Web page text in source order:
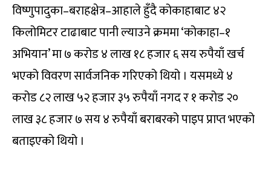
विष्णुपादुका–बराहक्षेत्र–आहाले हुँदै कोकाहाबाट ४२
किलोमिटर टाढाबाट पानी ल्याउने क्रममा ‘कोकाहा–१
अभियान’ मा ७ करोड ४ लाख १८ हजार ६ सय रुपैयाँ खर्च
भएको विवरण सार्वजनिक गरिएको थियो । यसमध्ये ४
करोड ८२ लाख ५२ हजार ३५ रुपैयाँ नगद र १ करोड २०
लाख ३८ हजार ७ सय ४ रुपैयाँ बराबरको पाइप प्राप्त भएको
बताइएको थियो ।